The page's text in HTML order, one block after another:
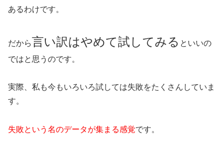
あるわけです。
だから言い訳はやめて試してみる といいの
ではと思うのです。
実際、私も今もいろいろ試しては失敗をたくさんしていま
す。
失敗という名のデータが集まる感覚です。